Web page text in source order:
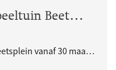
Werkzaamheden in speeltuin Beetsplein vanaf 30 maart 2026
Werkzaamheden in speeltuin Beetsplein vanaf 30 maart 2026